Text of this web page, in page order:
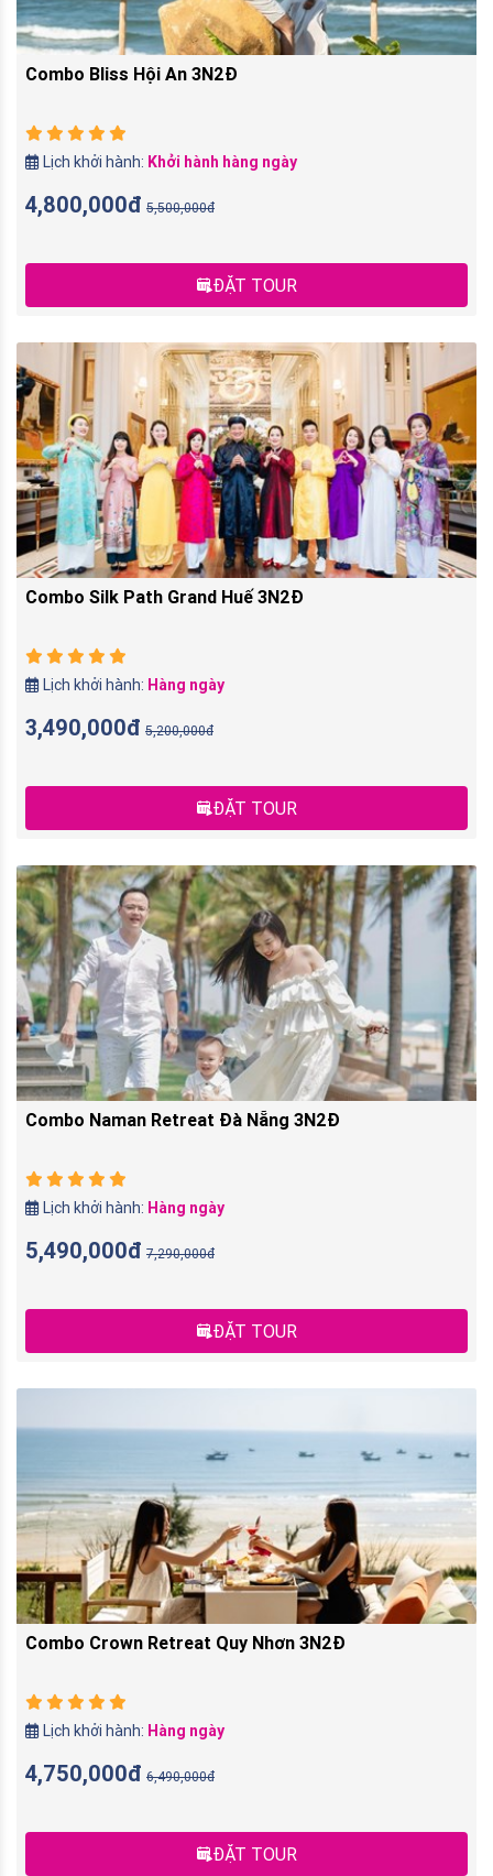
Combo Bliss Hội An 3N2Đ
Lịch khởi hành: Khởi hành hàng ngày
4,800,000đ 5,500,000đ
ĐẶT TOUR
Combo Silk Path Grand Huế 3N2Đ
Lịch khởi hành: Hàng ngày
3,490,000đ 5,200,000đ
ĐẶT TOUR
Combo Naman Retreat Đà Nẵng 3N2Đ
Lịch khởi hành: Hàng ngày
5,490,000đ 7,290,000đ
ĐẶT TOUR
Combo Crown Retreat Quy Nhơn 3N2Đ
Lịch khởi hành: Hàng ngày
4,750,000đ 6,490,000đ
ĐẶT TOUR